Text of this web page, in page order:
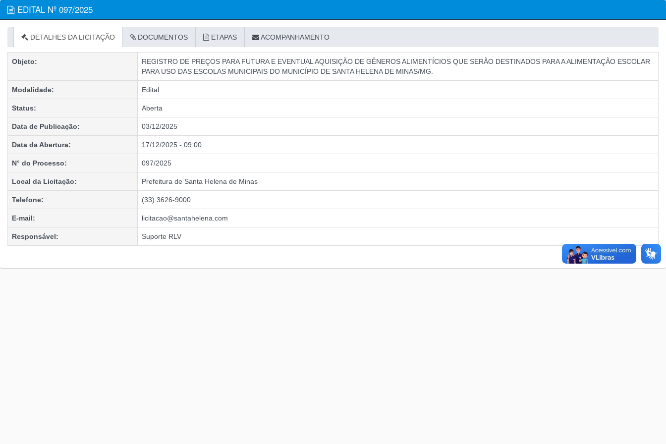
EDITAL Nº 097/2025
DETALHES DA LICITAÇÃO DOCUMENTOS ETAPAS ACOMPANHAMENTO
Objeto:
REGISTRO DE PREÇOS PARA FUTURA E EVENTUAL AQUISIÇÃO DE GÊNEROS ALIMENTÍCIOS QUE SERÃO DESTINADOS PARA A ALIMENTAÇÃO ESCOLAR
PARA USO DAS ESCOLAS MUNICIPAIS DO MUNICÍPIO DE SANTA HELENA DE MINAS/MG.
Modalidade: Edital
Status: Aberta
Data de Publicação: 03/12/2025
Data da Abertura: 17/12/2025 - 09:00
N° do Processo: 097/2025
Local da Licitação: Prefeitura de Santa Helena de Minas
Telefone: (33) 3626-9000
E-mail: licitacao@santahelena.com
Responsável: Suporte RLV